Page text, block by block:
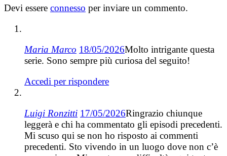
Devi essere connesso per inviare un commento.
Maria Marco 18/05/2026Molto intrigante questa
serie. Sono sempre più curiosa del seguito!
Accedi per rispondere
Luigi Ronzitti 17/05/2026Ringrazio chiunque
leggerà e chi ha commentato gli episodi precedenti.
Mi scuso qui se non ho risposto ai commenti
precedenti. Sto vivendo in un luogo dove non c’è